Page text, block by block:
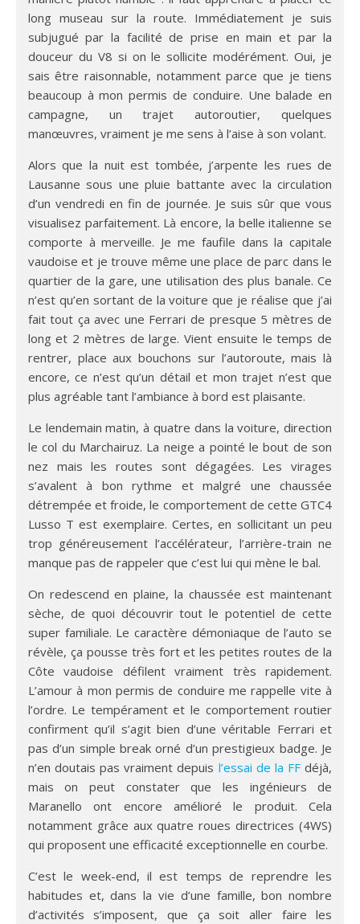
long museau sur la route. Immédiatement je suis
subjugué par la facilité de prise en main et par la
douceur du V8 si on le sollicite modérément. Oui, je
sais être raisonnable, notamment parce que je tiens
beaucoup à mon permis de conduire. Une balade en
campagne, un trajet autoroutier, quelques
manœuvres, vraiment je me sens à l’aise à son volant.
Alors que la nuit est tombée, j’arpente les rues de
Lausanne sous une pluie battante avec la circulation
d’un vendredi en fin de journée. Je suis sûr que vous
visualisez parfaitement. Là encore, la belle italienne se
comporte à merveille. Je me faufile dans la capitale
vaudoise et je trouve même une place de parc dans le
quartier de la gare, une utilisation des plus banale. Ce
n’est qu’en sortant de la voiture que je réalise que j’ai
fait tout ça avec une Ferrari de presque 5 mètres de
long et 2 mètres de large. Vient ensuite le temps de
rentrer, place aux bouchons sur l’autoroute, mais là
encore, ce n’est qu’un détail et mon trajet n’est que
plus agréable tant l’ambiance à bord est plaisante.
Le lendemain matin, à quatre dans la voiture, direction
le col du Marchairuz. La neige a pointé le bout de son
nez mais les routes sont dégagées. Les virages
s’avalent à bon rythme et malgré une chaussée
détrempée et froide, le comportement de cette GTC4
Lusso T est exemplaire. Certes, en sollicitant un peu
trop généreusement l’accélérateur, l’arrière-train ne
manque pas de rappeler que c’est lui qui mène le bal.
On redescend en plaine, la chaussée est maintenant
sèche, de quoi découvrir tout le potentiel de cette
super familiale. Le caractère démoniaque de l’auto se
révèle, ça pousse très fort et les petites routes de la
Côte vaudoise défilent vraiment très rapidement.
L’amour à mon permis de conduire me rappelle vite à
l’ordre. Le tempérament et le comportement routier
confirment qu’il s’agit bien d’une véritable Ferrari et
pas d’un simple break orné d’un prestigieux badge. Je
n’en doutais pas vraiment depuis l’essai de la FF déjà,
mais on peut constater que les ingénieurs de
Maranello ont encore amélioré le produit. Cela
notamment grâce aux quatre roues directrices (4WS)
qui proposent une efficacité exceptionnelle en courbe.
C’est le week-end, il est temps de reprendre les
habitudes et, dans la vie d’une famille, bon nombre
d’activités s’imposent, que ça soit aller faire les